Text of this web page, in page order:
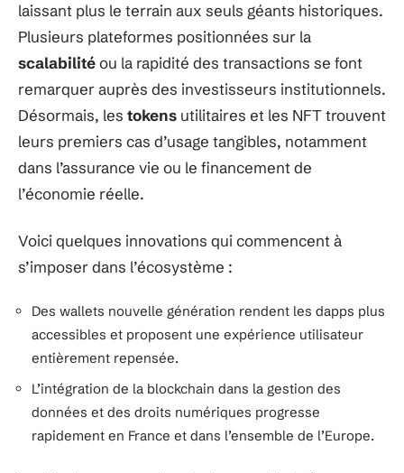
laissant plus le terrain aux seuls géants historiques.
Plusieurs plateformes positionnées sur la
scalabilitéou la rapidité des transactions se font
remarquer auprès des investisseurs institutionnels.
Désormais, les tokens utilitaires et les NFT trouvent
leurs premiers cas d’usage tangibles, notamment
dans l’assurance vie ou le financement de
l’économie réelle.
Voici quelques innovations qui commencent à
s’imposer dans l’écosystème :
Des wallets nouvelle génération rendent les dapps plus
accessibles et proposent une expérience utilisateur
entièrement repensée.
L’intégration de la blockchain dans la gestion des
données et des droits numériques progresse
rapidement en France et dans l’ensemble de l’Europe.